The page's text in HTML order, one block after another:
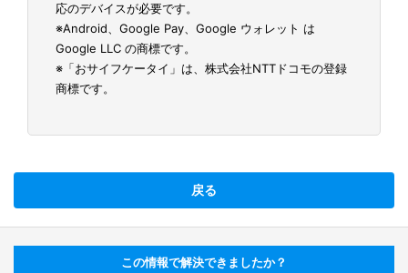
応のデバイスが必要です。
※Android、Google Pay、Google ウォレット は
Google LLC の商標です。
※「おサイフケータイ」は、株式会社NTTドコモの登録
商標です。
戻る
この情報で解決できましたか？